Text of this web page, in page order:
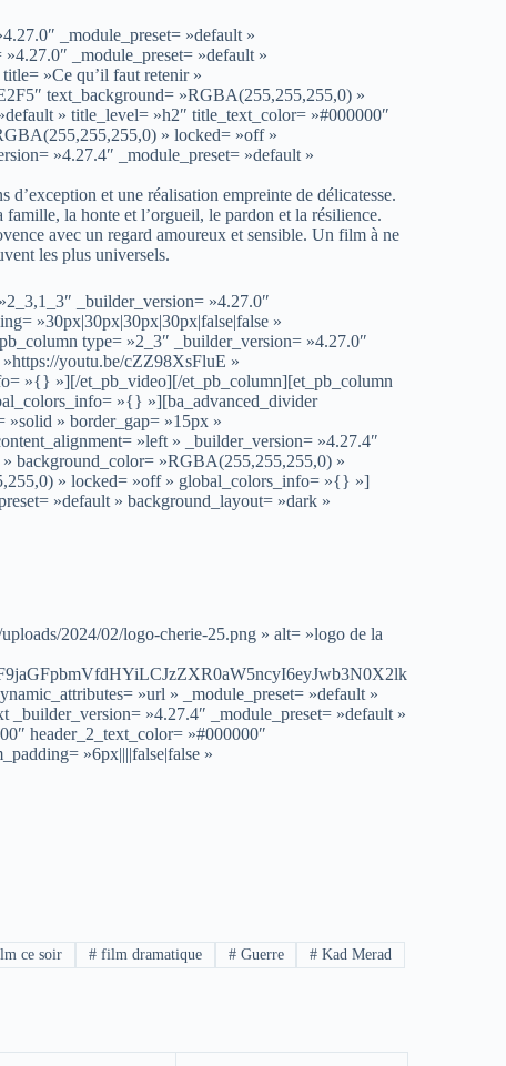
_module_preset= »default »
_module_preset= »default »
»Ce qu’il faut retenir »
text_background= »RGBA(255,255,255,0) »
» title_level= »h2″ title_text_color= »#000000″
» locked= »off »
»4.27.4″ _module_preset= »default »
et une réalisation empreinte de délicatesse.
la honte et l’orgueil, le pardon et la résilience.
avec un regard amoureux et sensible. Un film à ne
les plus universels.
_builder_version= »4.27.0″
»30px|30px|30px|30px|false|false »
type= »2_3″ _builder_version= »4.27.0″
youtu.be/cZZ98XsFluE »
»{} »][/et_pb_video][/et_pb_column][et_pb_column
»{} »][ba_advanced_divider
»solid » border_gap= »15px »
»left » _builder_version= »4.27.4″
background_color= »RGBA(255,255,255,0) »
» locked= »off » global_colors_info= »{} »]
»default » background_layout= »dark »
2024/02/logo-cherie-25.png » alt= »logo de la
»url » _module_preset= »default »
»4.27.4″ _module_preset= »default »
header_2_text_color= »#000000″
»6px||||false|false »
ce soir #film dramatique #Guerre # Kad Merad